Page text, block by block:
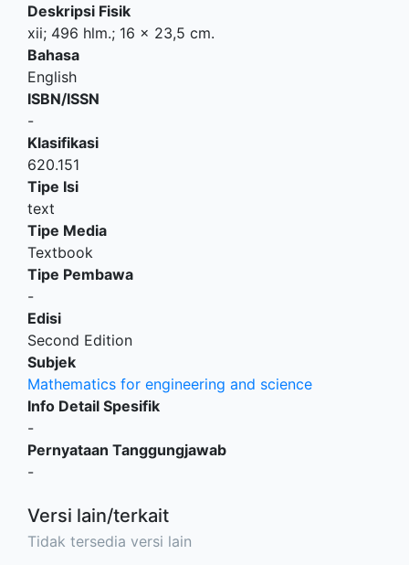
Deskripsi Fisik
xii; 496 hlm.; 16 x 23,5 cm.
Bahasa
English
ISBN/ISSN
-
Klasifikasi
620.151
Tipe Isi
text
Tipe Media
Textbook
Tipe Pembawa
-
Edisi
Second Edition
Subjek
Mathematics for engineering and science
Info Detail Spesifik
-
Pernyataan Tanggungjawab
-
Versi lain/terkait
Tidak tersedia versi lain